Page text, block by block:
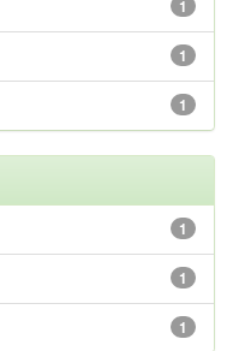
1
1
1
1
1
1